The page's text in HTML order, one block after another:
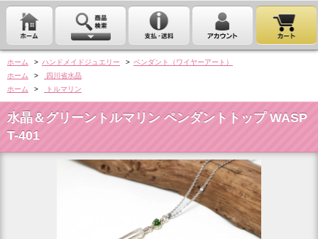
ホーム > ハンドメイドジュエリー > ペンダント（ワイヤーアート）
ホーム
>
四川省水晶
ホーム
> トルマリン
水晶＆グリーントルマリン ペンダントトップ WASP
T-401